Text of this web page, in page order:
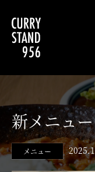
新メニュ
メニュー